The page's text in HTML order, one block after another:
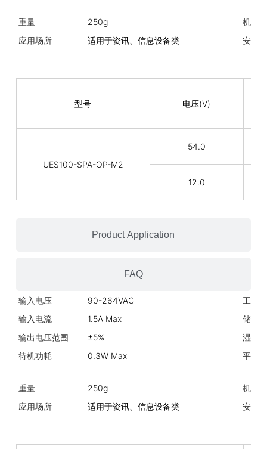
Product Application
FAQ
重量 250g
机械
应用场所
适用于资讯、信息设备类 安规
型号 电压(V)
UES100-SPA-OP-M2
54.0
12.0
输入电压 90-264VAC
工作
输入电流
1.5A Max
储存
输出电压范围
±5%
湿度
待机功耗
0.3W Max 平均
重量 250g
机械
应用场所
适用于资讯、信息设备类 安规